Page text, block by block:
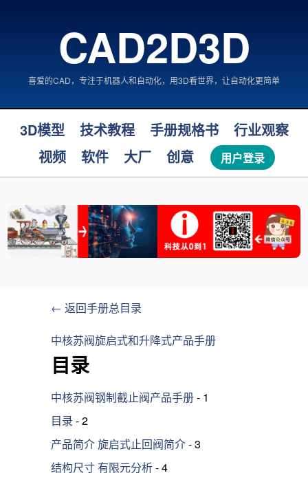
CAD2D3D
喜爱的CAD，专注于机器人和自动化，用3D看世界，让自动化更简单
3D模型 技术教程 手册规格书
行业观察
视频
软件 大厂 创意 用户登录
← 返回手册总目录
中核苏阀旋启式和升降式产品手册
目录
中核苏阀钢制截止阀产品手册- 1
目录 - 2
产品简介 旋启式止回阀简介- 3
结构尺寸 有限元分析- 4